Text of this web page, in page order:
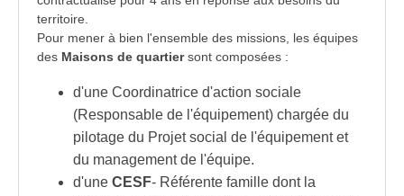
territoire.
Pour mener à bien l'ensemble des missions, les équipes
des Maisons de quartiersont composées :
d'une Coordinatrice d'action sociale
(Responsable de l'équipement) chargée du
pilotage du Projet social de l'équipement et
du management de l'équipe.
d'une CESF- Référente famille dont la